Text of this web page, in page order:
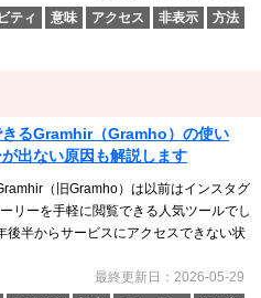
ティ
意味 アクセス 非表示 方法
きるGramhir（Gramho）の使い
出ない原因も解説します
（旧Gramho）は以前はインスタグ
リーを手軽に閲覧できる人気ツールでし
後半からサービスにアクセスできない状
最終更新日：2026-05-29